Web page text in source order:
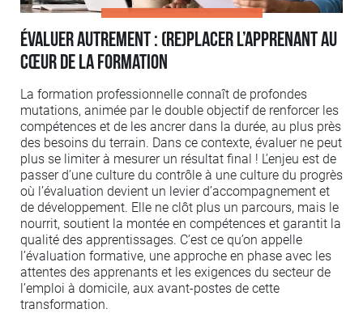
Évaluer autrement : (re)placer l’apprenant au
cœur de la formation
La formation professionnelle connaît de profondes
mutations, animée par le double objectif de renforcer les
compétences et de les ancrer dans la durée, au plus près
des besoins du terrain. Dans ce contexte, évaluer ne peut
plus se limiter à mesurer un résultat final ! L’enjeu est de
passer d’une culture du contrôle à une culture du progrès
où l’évaluation devient un levier d’accompagnement et
de développement. Elle ne clôt plus un parcours, mais le
nourrit, soutient la montée en compétences et garantit la
qualité des apprentissages. C’est ce qu’on appelle
l’évaluation formative, une approche en phase avec les
attentes des apprenants et les exigences du secteur de
l’emploi à domicile, aux avant-postes de cette
transformation.